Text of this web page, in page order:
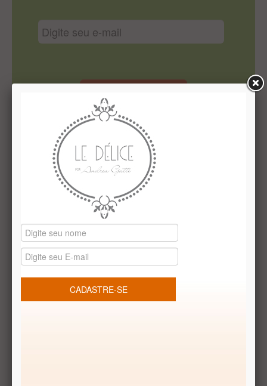
Institucional
Quem Somos
Le Délice Atelier
Lista de comparação
Datas especiais
Vale presentes
Produtos temáticos